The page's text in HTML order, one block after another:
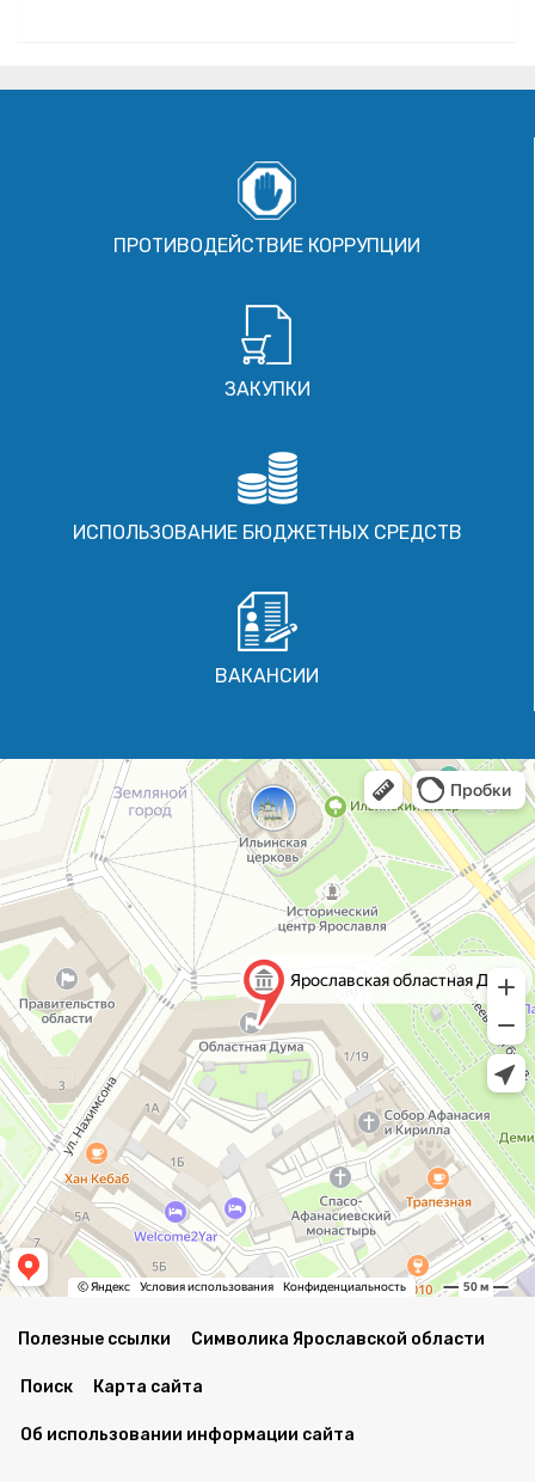
ПРОТИВОДЕЙСТВИЕ КОРРУПЦИИ
ЗАКУПКИ
ИСПОЛЬЗОВАНИЕ БЮДЖЕТНЫХ СРЕДСТВ
ВАКАНСИИ
Полезные ссылки Символика Ярославской области
Поиск Карта сайта
Об использовании информации сайта